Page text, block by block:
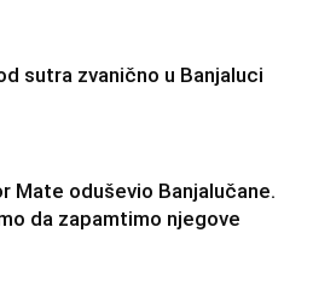
sutra zvanično u Banjaluci
Mate oduševio Banjalučane.
da zapamtimo njegove